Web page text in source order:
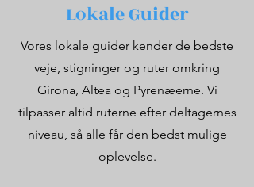
Lokale Guider
Vores lokale guider kender de bedste
veje, stigninger og ruter omkring
Girona, Altea og Pyrenæerne. Vi
tilpasser altid ruterne efter deltagernes
niveau, så alle får den bedst mulige
oplevelse.